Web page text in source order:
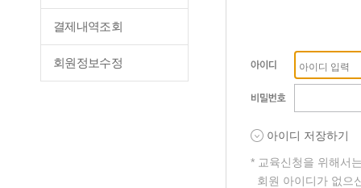
결제내역조회
회원정보수정
아이디 저장하기
* 교육신청을 위해서
회원 아이디가 없으